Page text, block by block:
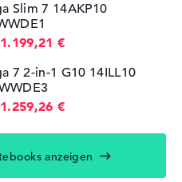
Slim 7 14AKP10
€
7 2-in-1 G10 14ILL10
€
anzeigen